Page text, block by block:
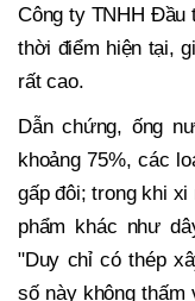
Công ty TNHH Đầu
thời điểm hiện tại,
rất cao.
Dẫn chứng, ống
khoảng 75%, các
gấp đôi; trong khi
phẩm khác như
"Duy chỉ có thép
số này không